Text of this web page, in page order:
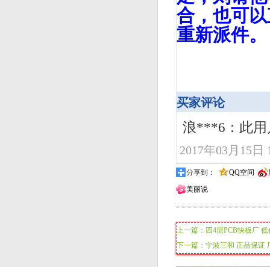
合，也可
重新派件。
买家评论
浪***6：此用
2017年03月15日
分享到： QQ空间
美丽说
上一篇：四4层PCB快板厂
下一篇：宁波三和 正品保证